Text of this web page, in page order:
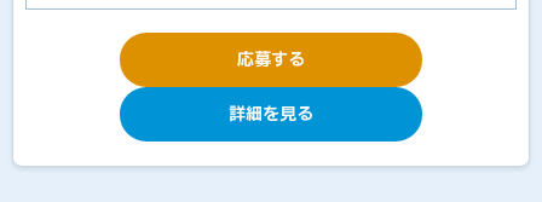
応募する
詳細を見る